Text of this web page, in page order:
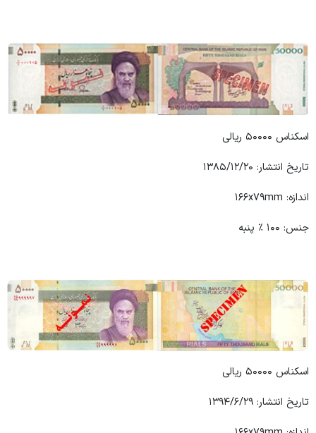
اسکناس ۵۰۰۰۰ ریالی
تاریخ انتشار: ۱۳۸۵/۱۲/۲۰
اندازه: ۱۶۶x۷۹mm
جنس: ۱۰۰ ٪ پنبه
اسکناس ۵۰۰۰۰ ریالی
تاریخ انتشار: ۱۳۹۴/۶/۲۹